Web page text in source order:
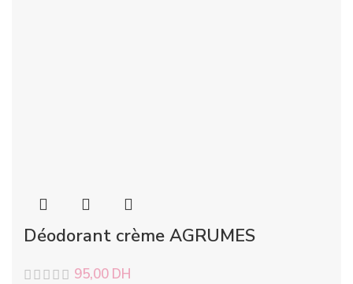
Déodorant crème AGRUMES
95,00 DH